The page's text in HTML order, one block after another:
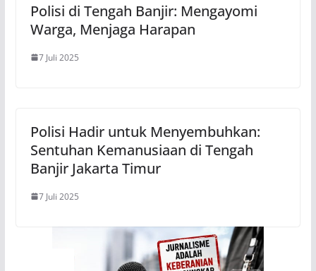
Polisi di Tengah Banjir: Mengayomi
Warga, Menjaga Harapan
7 Juli 2025
Polisi Hadir untuk Menyembuhkan:
Sentuhan Kemanusiaan di Tengah
Banjir Jakarta Timur
7 Juli 2025